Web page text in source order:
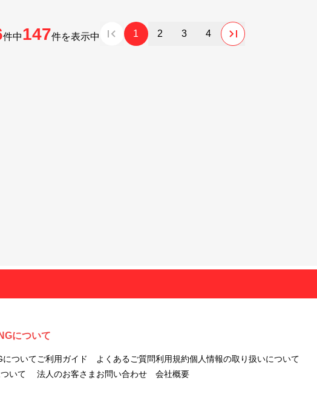
件中147件を表示中 1 2 3 4
について
について
いて
ご利用ガイド
法人のお客さま
よくあるご質問
お問い合わせ
利用規約
会社概要
個人情報の取り扱いについて